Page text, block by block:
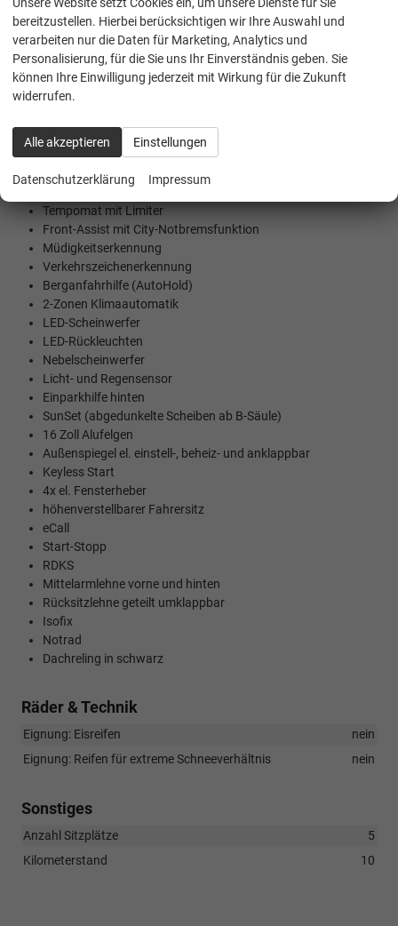
Beschreibung
Skoda Garantie: bis 4. Jahr o. 120.000 km
SmartLink (AndroidAuto und AppleCarPlay)
DAB-Radio mit USB-C-Anschluss
Bluetooth Freisprecheinrichtung
digital Cockpit mit 8''
Tempomat mit Limiter
Front-Assist mit City-Notbremsfunktion
Müdigkeitserkennung
Verkehrszeichenerkennung
Berganfahrhilfe (AutoHold)
2-Zonen Klimaautomatik
LED-Scheinwerfer
LED-Rückleuchten
Nebelscheinwerfer
Licht- und Regensensor
Einparkhilfe hinten
SunSet (abgedunkelte Scheiben ab B-Säule)
16 Zoll Alufelgen
Außenspiegel el. einstell-, beheiz- und anklappbar
Keyless Start
4x el. Fensterheber
höhenverstellbarer Fahrersitz
eCall
Start-Stopp
RDKS
Mittelarmlehne vorne und hinten
Rücksitzlehne geteilt umklappbar
Isofix
Notrad
Dachreling in schwarz
Räder & Technik
Eignung: Eisreifen
nein
Eignung: Reifen für extreme Schneeverhältnis
nein
Sonstiges
Anzahl Sitzplätze
5
Kilometerstand
10
Unsere Website setzt Cookies ein, um unsere Dienste für Sie
bereitzustellen. Hierbei berücksichtigen wir Ihre Auswahl und
verarbeiten nur die Daten für Marketing, Analytics und
Personalisierung, für die Sie uns Ihr Einverständnis geben. Sie
können Ihre Einwilligung jederzeit mit Wirkung für die Zukunft
widerrufen.
Alle akzeptieren Einstellungen
Datenschutzerklärung Impressum